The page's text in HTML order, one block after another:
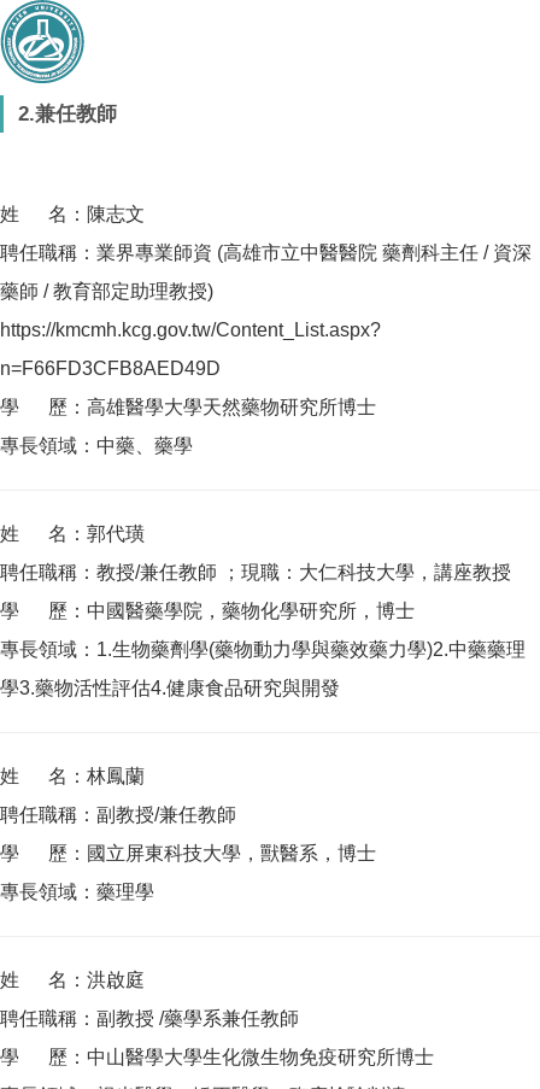
2.兼任教師
姓 名：陳志文
聘任職稱：業界專業師資 (高雄市立中醫醫院 藥劑科主任 / 資深
藥師 / 教育部定助理教授)
https://kmcmh.kcg.gov.tw/Content_List.aspx?
n=F66FD3CFB8AED49D
學 歷：高雄醫學大學天然藥物研究所博士
專長領域：中藥、藥學
姓 名：郭代璜
聘任職稱：教授/兼任教師 ；現職：大仁科技大學，講座教授
學 歷：中國醫藥學院，藥物化學研究所，博士
專長領域：1.生物藥劑學(藥物動力學與藥效藥力學)2.中藥藥理
學3.藥物活性評估4.健康食品研究與開發
姓 名：林鳳蘭
聘任職稱：副教授/兼任教師
學 歷：國立屏東科技大學，獸醫系，博士
專長領域：藥理學
姓 名：洪啟庭
聘任職稱：副教授 /藥學系兼任教師
學 歷：中山醫學大學生化微生物免疫研究所博士